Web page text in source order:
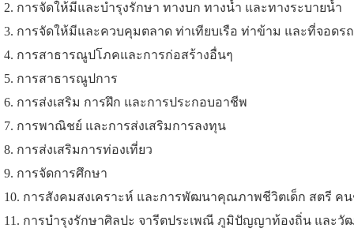
2. การจัดให้มีและบำรุงรักษา ทางบก ทางน้ำ และทางระบายน้ำ
3. การจัดให้มีและควบคุมตลาด ท่าเทียบเรือ ท่าข้าม และที่จอดรถ
4. การสาธารณูปโภคและการก่อสร้างอื่นๆ
5. การสาธารณูปการ
6. การส่งเสริม การฝึก และการประกอบอาชีพ
7. การพาณิชย์ และการส่งเสริมการลงทุน
8. การส่งเสริมการท่องเที่ยว
9. การจัดการศึกษา
10. การสังคมสงเคราะห์ และการพัฒนาคุณภาพชีวิตเด็ก สตรี ค
11. การบำรุงรักษาศิลปะ จารีตประเพณี ภูมิปัญญาท้องถิ่น และ